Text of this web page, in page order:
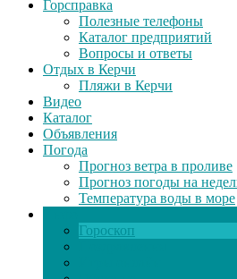
Горсправка
Полезные телефоны
Каталог предприятий
Вопросы и ответы
Отдых в Керчи
Пляжи в Керчи
Видео
Каталог
Объявления
Погода
Прогноз ветра в проливе
Прогноз погоды на
Температура воды в море
Гороскоп